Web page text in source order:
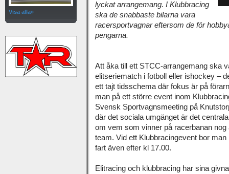
Visa alla»
lyckat arrangemang. I Klubbracing
ska de snabbaste bilarna vara
racersportvagnar eftersom de för
pengarna.
Att åka till ett STCC-arrangemang ska
elitseriematch i fotboll eller ishockey –
ett tajt tidsschema där fokus är på
man på ett större event inom
Svensk Sportvagnsmeeting på
där det sociala umgänget är det
om vem som vinner på racerbanan
team. Vid ett Klubbracingevent bor
fart även efter kl 17.00.
Elitracing och klubbracing har sina